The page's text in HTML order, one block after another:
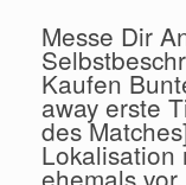
Messe Dir
Kaufen
away erste
des
Lokalisation